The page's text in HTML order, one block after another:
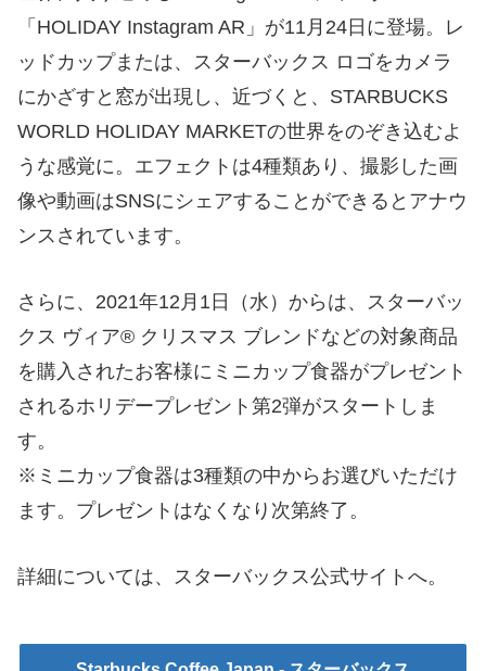
「HOLIDAY Instagram AR」が11月24日に登場。レ
ッドカップまたは、スターバックス ロゴをカメラ
にかざすと窓が出現し、近づくと、STARBUCKS
WORLD HOLIDAY MARKETの世界をのぞき込むよ
うな感覚に。エフェクトは4種類あり、撮影した画
像や動画はSNSにシェアすることができるとアナウ
ンスされています。
さらに、2021年12月1日（水）からは、スターバッ
クス ヴィア® クリスマス ブレンドなどの対象商品
を購入されたお客様にミニカップ食器がプレゼント
されるホリデープレゼント第2弾がスタートしま
す。
※ミニカップ食器は3種類の中からお選びいただけ
ます。プレゼントはなくなり次第終了。
詳細については、スターバックス公式サイトへ。